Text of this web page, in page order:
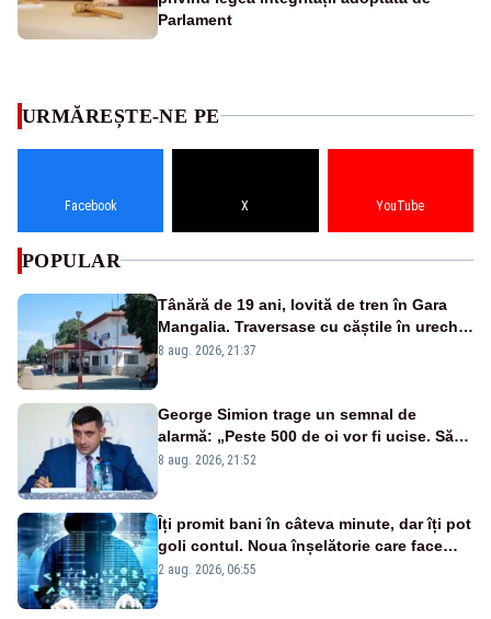
Parlament
URMĂREȘTE-NE PE
Facebook X YouTube
POPULAR
Tânără de 19 ani, lovită de tren în Gara
Mangalia. Traversase cu căștile în urechi
liniile printr-un loc nepermis
8 aug. 2026, 21:37
George Simion trage un semnal de
alarmă: „Peste 500 de oi vor fi ucise. Să
vedem dacă ciobanii vor fi despăgubiți”
8 aug. 2026, 21:52
Îți promit bani în câteva minute, dar îți pot
goli contul. Noua înșelătorie care face
victime pe Facebook și WhatsApp
2 aug. 2026, 06:55